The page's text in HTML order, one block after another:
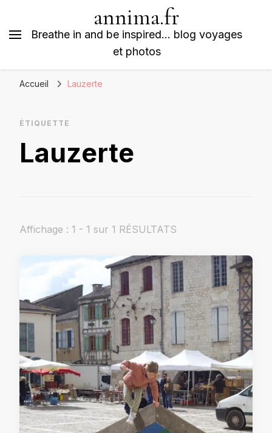
annima.fr
Breathe in and be inspired… blog voyages
et photos
Accueil Lauzerte
ÉTIQUETTE
Lauzerte
Affichage : 1 - 1 sur 1 RÉSULTATS